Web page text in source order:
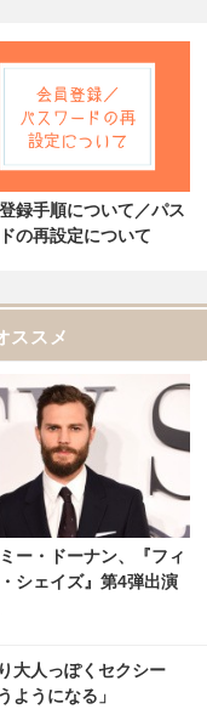
録手順について／パス
の再設定について
ススメ
ー・ドーナン、『フィ
シェイズ』第4弾出演
大人っぽくセクシー
ようになる」